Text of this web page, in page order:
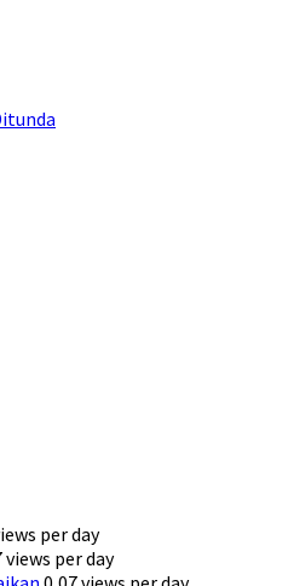
per day
views per day